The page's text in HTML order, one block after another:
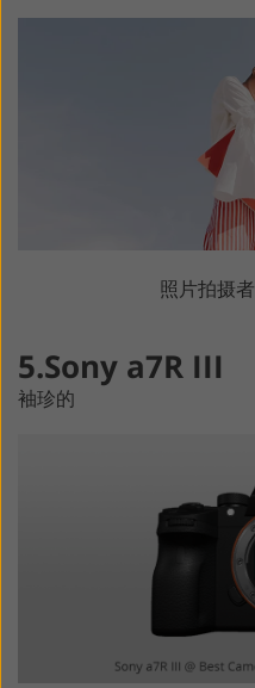
照片拍摄者
5.Sony a7R III
袖珍的